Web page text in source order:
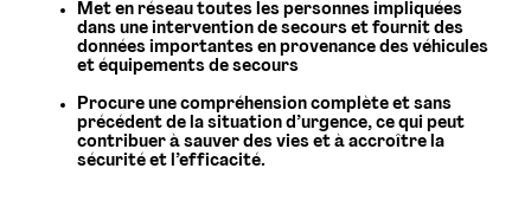
Met en réseau toutes les personnes impliquées
dans une intervention de secours et fournit des
données importantes en provenance des véhicules
et équipements de secours
Procure une compréhension complète et sans
précédent de la situation d’urgence, ce qui peut
contribuer à sauver des vies et à accroître la
sécurité et l’efficacité.